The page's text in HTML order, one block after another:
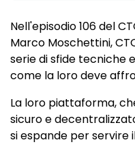
Nell'episodio 106 del
Marco Moschettini,
serie di sfide tecniche
come la loro deve
La loro piattaforma,
sicuro e
si espande per servire